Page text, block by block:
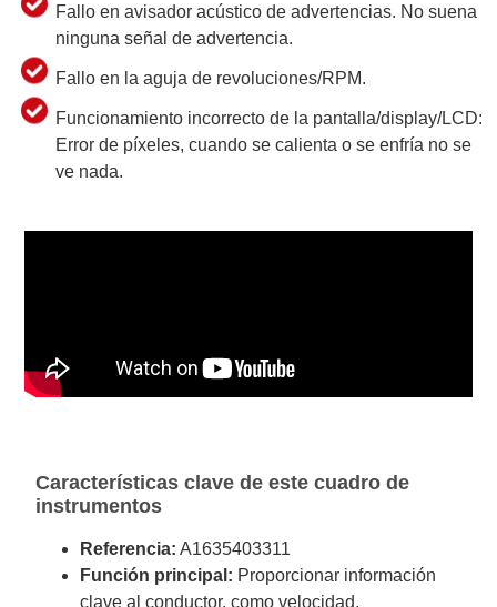
Fallo en avisador acústico de advertencias. No suena
ninguna señal de advertencia.
Fallo en la aguja de revoluciones/RPM.
Funcionamiento incorrecto de la pantalla/display/LCD:
Error de píxeles, cuando se calienta o se enfría no se
ve nada.
Características clave de este cuadro de
instrumentos
Referencia: A1635403311
Función principal: Proporcionar información
clave al conductor, como velocidad,